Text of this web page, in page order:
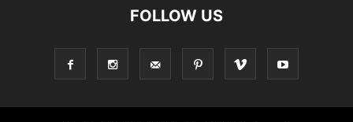
FOLLOW US